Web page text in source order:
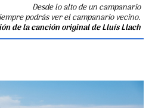
Desde lo alto de un campanario
podrás ver el campanario vecino.
de la canción original de Lluís Llach